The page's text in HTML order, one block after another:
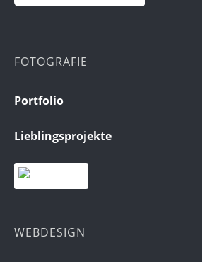
FOTOGRAFIE
Portfolio
Lieblingsprojekte
WEBDESIGN